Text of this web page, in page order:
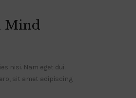
Mind
nisi. Nam eget dui.
sit amet adipiscing